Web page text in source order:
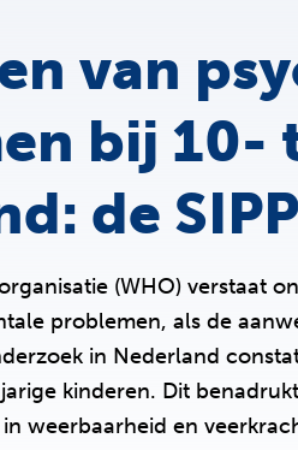
van
bij 10-
de
(WHO) verstaat
problemen, als de
in Nederland
kinderen. Dit
weerbaarheid en